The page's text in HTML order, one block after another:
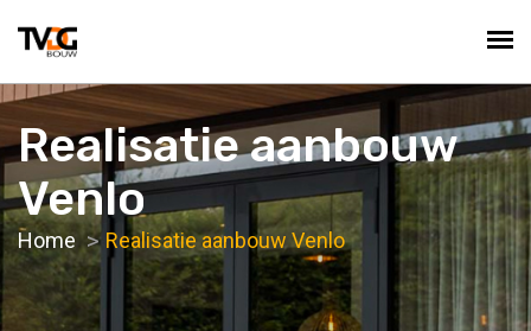
Realisatie aanbouw
Venlo
Home Realisatie aanbouw Venlo